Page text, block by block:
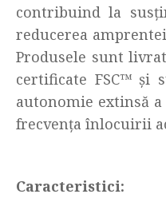
contribuind la
reducerea
Produsele sunt
certificate FSC™ și
autonomie extinsă
frecvența înlocuirii
Caracteristici: